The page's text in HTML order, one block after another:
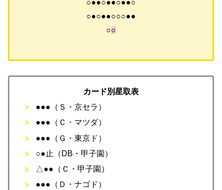
○●●○●●○●●○
○●○●●○○○●●
○○
カード別星取表
●●●（Ｓ・京セラ）
●●●（Ｃ・マツダ）
●●●（Ｇ・東京ド）
○●止（DB・甲子園）
△●●（Ｃ・甲子園）
●●●（Ｄ・ナゴド）